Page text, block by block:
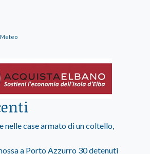
nelle case armato di un coltello,
a Porto Azzurro 30 detenuti